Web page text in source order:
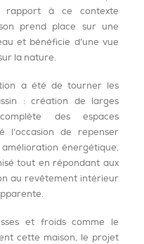
rapport à ce contexte
prend place sur une
et bénéficie d’une vue
la nature.
a été de tourner les
: création de larges
des espaces
l’occasion de repenser
énergétique,
tout en répondant aux
au revêtement intérieur
et froids comme le
cette maison, le projet